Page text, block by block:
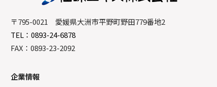
〒795-0021 愛媛県大洲市平野町野田779番地2
TEL：0893-24-6878
FAX：0893-23-2092
企業情報